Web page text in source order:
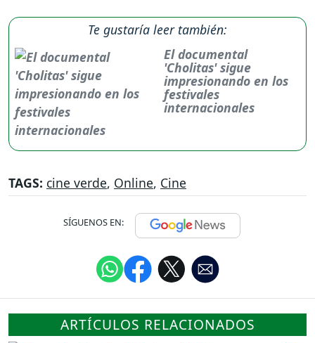
Te gustaría leer también:
El documental
'Cholitas' sigue
impresionando en los
festivales
internacionales
TAGS: cine verde, Online, Cine
SÍGUENOS EN:
ARTÍCULOS RELACIONADOS